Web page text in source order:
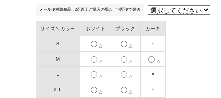
メール便対象商品、2点以上ご購入の場合、宅配便で発送
サイズ＼カラー ホワイト ブラック カーキ
Ｓ △ △
×
Ｍ △ △ △
Ｌ △ △
×
ＸＬ △ △
×